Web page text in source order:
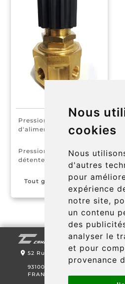
Nous
cookies
Nous
d'autres
pour
expérience
notre site,
un contenu
des
analyser le
et pour
provenance
Pression nominale
d'alimentation
Pression nominale de
détente max
17 bar
Tout gaz non corrosif
52 Rue de Lagny
93100 MONTREUIL,
FRANCE